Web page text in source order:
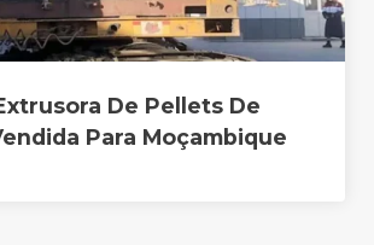
De Pellets De
Para Moçambique